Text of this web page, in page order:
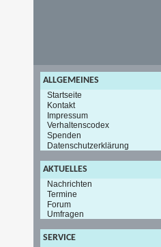
ALLGEMEINES
Startseite
Kontakt
Impressum
Verhaltenscodex
Spenden
Datenschutzerklärung
AKTUELLES
Nachrichten
Termine
Forum
Umfragen
SERVICE